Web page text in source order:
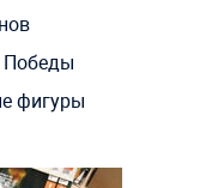
фигуры